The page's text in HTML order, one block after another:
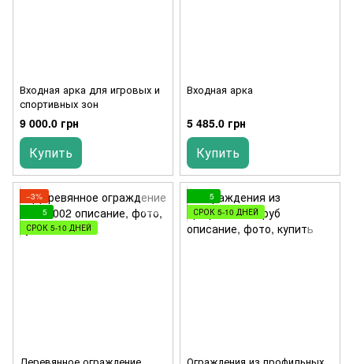
Входная арка для игровых и
спортивных зон
9 000.0 грн
Купить
Входная арка
5 485.0 грн
Купить
−3%
5
СРОК 5-10 ДНЕЙ
5
СРОК 5-10 ДНЕЙ